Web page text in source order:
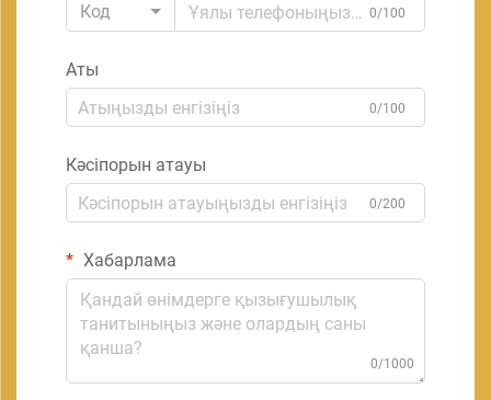
Код
0/100
Аты
0/100
Кәсіпорын атауы
0/200
Хабарлама
0/1000